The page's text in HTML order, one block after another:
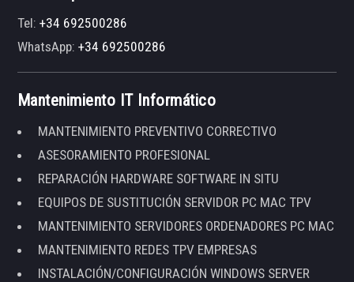
Tel:+34 692500286
WhatsApp:+34 692500286
Mantenimiento IT Informático
MANTENIMIENTO PREVENTIVO CORRECTIVO
ASESORAMIENTO PROFESIONAL
REPARACIÓN HARDWARE SOFTWARE IN SITU
EQUIPOS DE SUSTITUCIÓN SERVIDOR PC MAC TPV
MANTENIMIENTO SERVIDORES ORDENADORES PC MAC
MANTENIMIENTO REDES TPV EMPRESAS
INSTALACIÓN/CONFIGURACIÓN WINDOWS SERVER